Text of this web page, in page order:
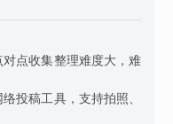
点收集整理难度大，难
投稿工具，支持拍照、